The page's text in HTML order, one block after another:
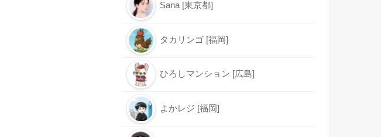
Sana [東京都]
タカリンゴ [福岡]
ひろしマンション [広島]
よかレジ [福岡]